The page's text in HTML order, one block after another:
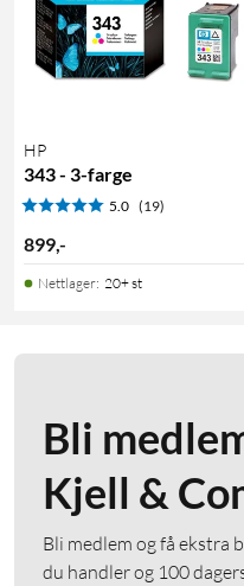
HP
343 - 3-farge
5.0 (19)
899,-
Nettlager: 20+ st
Bli
Kjell &
Bli medlem og få ekstra
du handler og 100